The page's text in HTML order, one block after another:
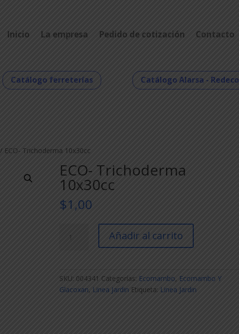
Inicio La empresa Pedido de cotización Contacto
Catálogo ferreterías Catálogo Alarsa - Redeco
/ ECO- Trichoderma 10x30cc
ECO- Trichoderma
10x30cc
$1,00
Añadir al carrito
SKU: 004341 Categorías: Ecomambo, Ecomambo Y
Glacoxan, Linea Jardin Etiqueta: Linea Jardin